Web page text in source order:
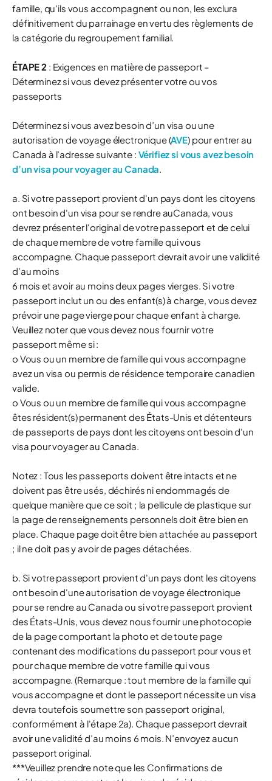
famille, qu'ils vous accompagnent ou non, les exclura
définitivement du parrainage en vertu des règlements de
la catégorie du regroupement familial.
ÉTAPE 2 : Exigences en matière de passeport –
Déterminez si vous devez présenter votre ou vos
passeports
Déterminez si vous avez besoin d’un visa ou une
autorisation de voyage électronique (AVE) pour entrer au
Canada à l’adresse suivante : Vérifiez si vous avez besoin
d’un visa pour voyager au Canada.
a. Si votre passeport provient d'un pays dont les citoyens
ont besoin d'un visa pour se rendre auCanada, vous
devrez présenter l'original de votre passeport et de celui
de chaque membre de votre famille qui vous
accompagne. Chaque passeport devrait avoir une validité
d’au moins
6 mois et avoir au moins deux pages vierges. Si votre
passeport inclut un ou des enfant(s) à charge, vous devez
prévoir une page vierge pour chaque enfant à charge.
Veuillez noter que vous devez nous fournir votre
passeport même si :
o Vous ou un membre de famille qui vous accompagne
avez un visa ou permis de résidence temporaire canadien
valide.
o Vous ou un membre de famille qui vous accompagne
êtes résident(s) permanent des États-Unis et détenteurs
de passeports de pays dont les citoyens ont besoin d'un
visa pour voyager au Canada.
Notez : Tous les passeports doivent être intacts et ne
doivent pas être usés, déchirés ni endommagés de
quelque manière que ce soit ; la pellicule de plastique sur
la page de renseignements personnels doit être bien en
place. Chaque page doit être bien attachée au passeport
; il ne doit pas y avoir de pages détachées.
b. Si votre passeport provient d'un pays dont les citoyens
ont besoin d'une autorisation de voyage électronique
pour se rendre au Canada ou si votre passeport provient
des États-Unis, vous devez nous fournir une photocopie
de la page comportant la photo et de toute page
contenant des modifications du passeport pour vous et
pour chaque membre de votre famille qui vous
accompagne. (Remarque : tout membre de la famille qui
vous accompagne et dont le passeport nécessite un visa
devra toutefois soumettre son passeport original,
conformément à l'étape 2a). Chaque passeport devrait
avoir une validité d’au moins 6 mois. N’envoyez aucun
passeport original.
***Veuillez prendre note que les Confirmations de